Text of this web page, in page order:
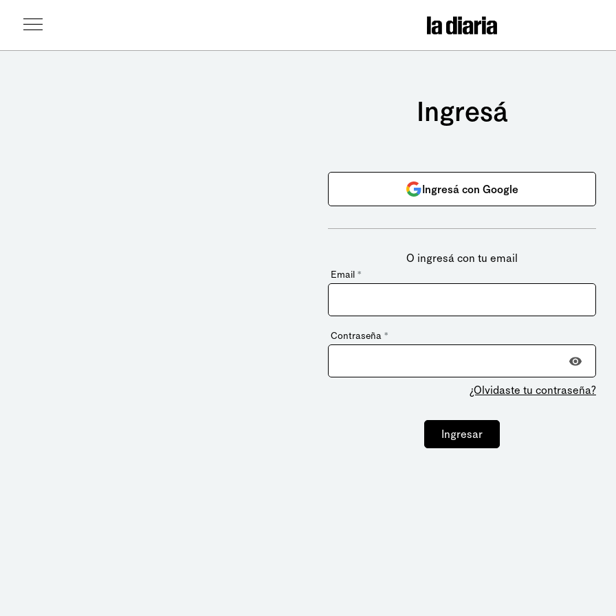
Ingresá
Ingresá con Google
O ingresá con tu email
Email *
Contraseña *
¿Olvidaste tu contraseña?
Ingresar